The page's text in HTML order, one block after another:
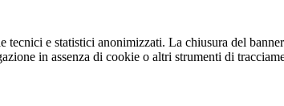
tecnici e statistici anonimizzati. La chiusura del
in assenza di cookie o altri strumenti di